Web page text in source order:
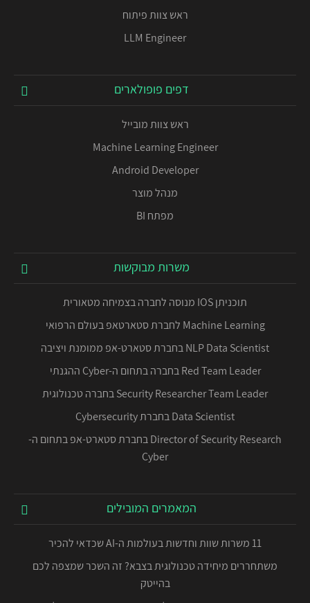
ראש צוות פיתוח
LLM Engineer
דפים פופולארים
ראש צוות מובייל
Machine Learning Engineer
Android Developer
מנהל מוצר
מפתח BI
משרות מבוקשות
תוכניתן IOS מנוסה לחברה בצמיחה מטאורית
Machine Learning לחברת סטארטאפ בעולם הרפואי
NLP Data Scientist בחברת סטארט-אפ ממומנת ויציבה
Red Team Leader בחברה בתחום ה-Cyber ההגנתי
Security Researcher Team Leader בחברה טכנולוגית
Data Scientist בחברת Cybersecurity
Director of Security Research בחברת סטארט-אפ בתחום ה-
Cyber
המאמרים המובילים
11 משרות שוות וחדשות בעולמות ה-AI שכדאי להכיר
משתחררים מיחידה טכנולוגית בצבא? זה השכר שמצפה לכם
בהייטק